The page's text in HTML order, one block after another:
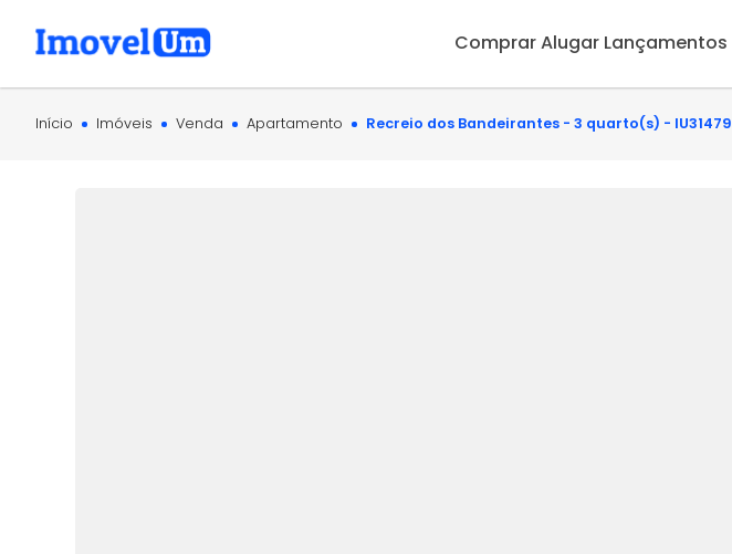
ComprarAlugar Lançamentos
Início Imóveis Venda Apartamento Recreio dos Bandeirantes - 3 quarto(s) - IU31479